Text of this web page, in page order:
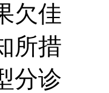
欠佳
所措
分诊